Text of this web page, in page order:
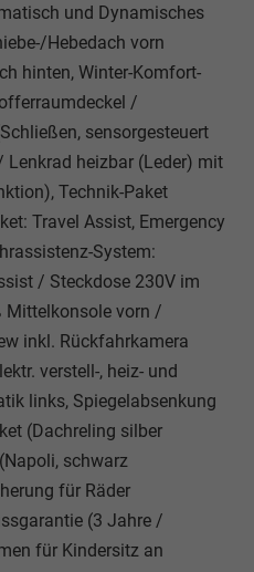
und Dynamisches
Hebedach vorn
hinten, Winter-Komfort-
/
sensorgesteuert
heizbar (Leder) mit
Technik-Paket
Travel Assist, Emergency
System:
/ Steckdose 230V im
Mittelkonsole vorn /
inkl. Rückfahrkamera
verstell-, heiz- und
links, Spiegelabsenkung
(Dachreling silber
schwarz
für Räder
(3 Jahre /
für Kindersitz an